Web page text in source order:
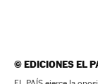
©EDICIONES EL